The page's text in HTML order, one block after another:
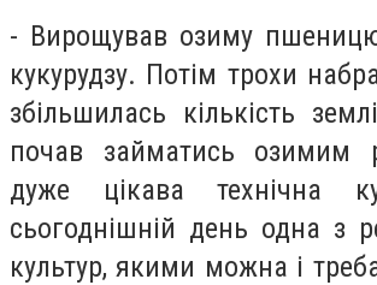
- Вирощував озиму
кукурудзу. Потім трохи
збільшилась кількість
почав займатись озимим
дуже цікава технічна
сьогоднішній день одна з
культур, якими можна і